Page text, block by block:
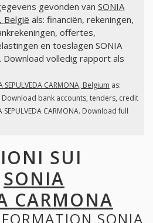
gevonden van SONIA
België als: financiën, rekeningen,
offertes,
en toeslagen SONIA
Download volledig rapport als
SEPULVEDA CARMONA, Belgium as:
Download bank accounts, tenders, credit
CARMONA. Download full
SUI
SONIA
CARMONA
SONIA